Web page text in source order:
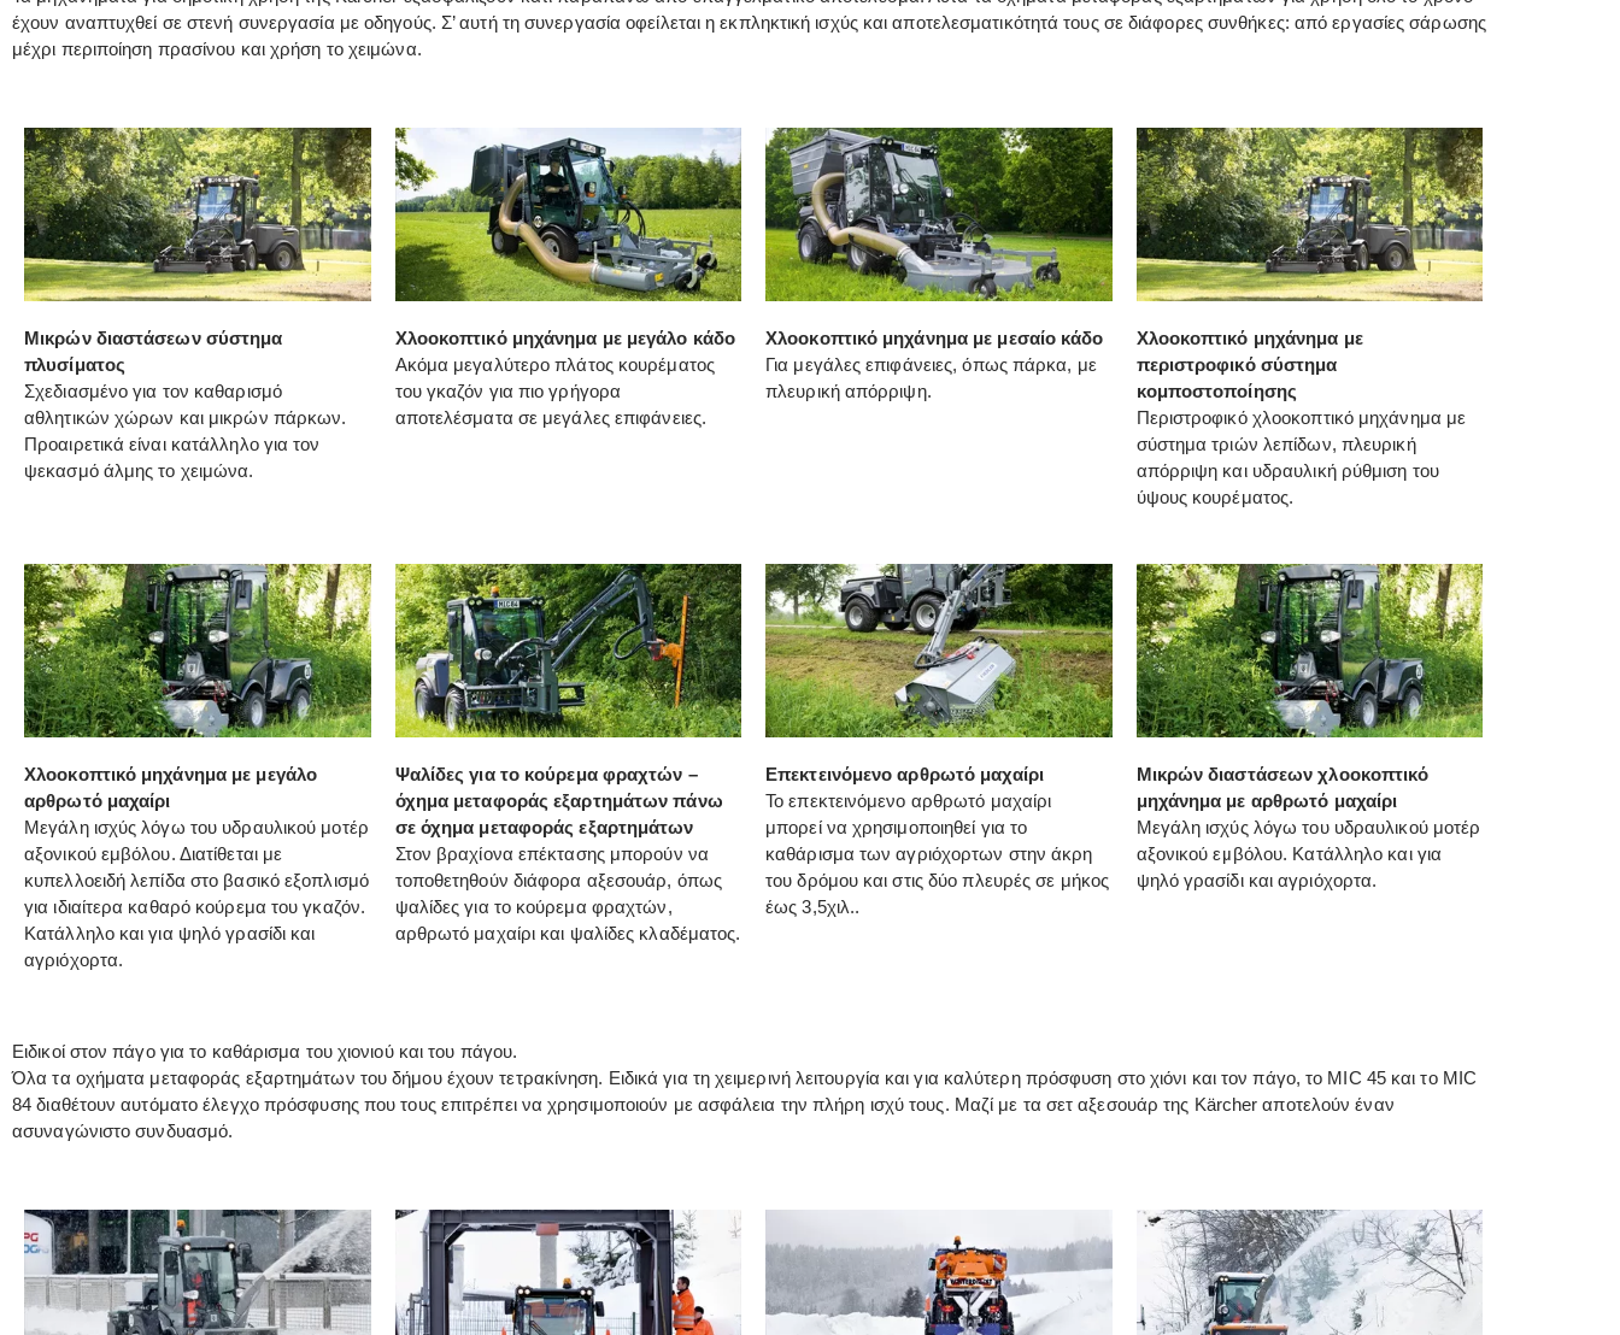
έχουν αναπτυχθεί σε στενή συνεργασία με οδηγούς. Σ’ αυτή τη συνεργασία οφείλεται η εκπληκτική ισχύς και αποτελεσματικότητά τους σε διάφορες συνθήκες: από εργασίες σάρωσης
μέχρι περιποίηση πρασίνου και χρήση το χειμώνα.
Μικρών διαστάσεων σύστημα
πλυσίματος
Σχεδιασμένο για τον καθαρισμό
αθλητικών χώρων και μικρών πάρκων.
Προαιρετικά είναι κατάλληλο για τον
ψεκασμό άλμης το χειμώνα.
Χλοοκοπτικό μηχάνημα με μεγάλο κάδο
Ακόμα μεγαλύτερο πλάτος κουρέματος
του γκαζόν για πιο γρήγορα
αποτελέσματα σε μεγάλες επιφάνειες.
Χλοοκοπτικό μηχάνημα με μεσαίο κάδο
Για μεγάλες επιφάνειες, όπως πάρκα, με
πλευρική απόρριψη.
Χλοοκοπτικό μηχάνημα με
περιστροφικό σύστημα
κομποστοποίησης
Περιστροφικό χλοοκοπτικό μηχάνημα με
σύστημα τριών λεπίδων, πλευρική
απόρριψη και υδραυλική ρύθμιση του
ύψους κουρέματος.
Χλοοκοπτικό μηχάνημα με μεγάλο
αρθρωτό μαχαίρι
Μεγάλη ισχύς λόγω του υδραυλικού μοτέρ
αξονικού εμβόλου. Διατίθεται με
κυπελλοειδή λεπίδα στο βασικό εξοπλισμό
για ιδιαίτερα καθαρό κούρεμα του γκαζόν.
Κατάλληλο και για ψηλό γρασίδι και
αγριόχορτα.
Ψαλίδες για το κούρεμα φραχτών –
όχημα μεταφοράς εξαρτημάτων πάνω
σε όχημα μεταφοράς εξαρτημάτων
Στον βραχίονα επέκτασης μπορούν να
τοποθετηθούν διάφορα αξεσουάρ, όπως
ψαλίδες για το κούρεμα φραχτών,
αρθρωτό μαχαίρι και ψαλίδες κλαδέματος.
Επεκτεινόμενο αρθρωτό μαχαίρι
Το επεκτεινόμενο αρθρωτό μαχαίρι
μπορεί να χρησιμοποιηθεί για το
καθάρισμα των αγριόχορτων στην άκρη
του δρόμου και στις δύο πλευρές σε μήκος
έως 3,5χιλ..
Μικρών διαστάσεων χλοοκοπτικό
μηχάνημα με αρθρωτό μαχαίρι
Μεγάλη ισχύς λόγω του υδραυλικού μοτέρ
αξονικού εμβόλου. Κατάλληλο και για
ψηλό γρασίδι και αγριόχορτα.
Ειδικοί στον πάγο για το καθάρισμα του χιονιού και του πάγου.
Όλα τα οχήματα μεταφοράς εξαρτημάτων του δήμου έχουν τετρακίνηση. Ειδικά για τη χειμερινή λειτουργία και για καλύτερη πρόσφυση στο χιόνι και τον πάγο, το MIC 45 και το MIC
84 διαθέτουν αυτόματο έλεγχο πρόσφυσης που τους επιτρέπει να χρησιμοποιούν με ασφάλεια την πλήρη ισχύ τους. Μαζί με τα σετ αξεσουάρ της Kärcher αποτελούν έναν
ασυναγώνιστο συνδυασμό.